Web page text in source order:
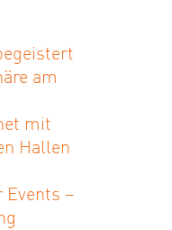
am
mit
Hallen
Events –